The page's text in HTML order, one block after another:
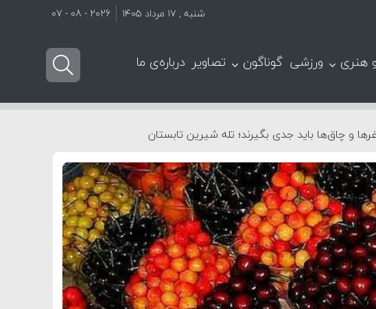
شنبه , ۱۷ مرداد ۱۴۰۵ 2026 - 08 - 07
هنری ورزشی گوناگون تصاویر درباره‌ی ما
و چاق‌ها باید جدی بگیرند؛ تله شیرین تابستان